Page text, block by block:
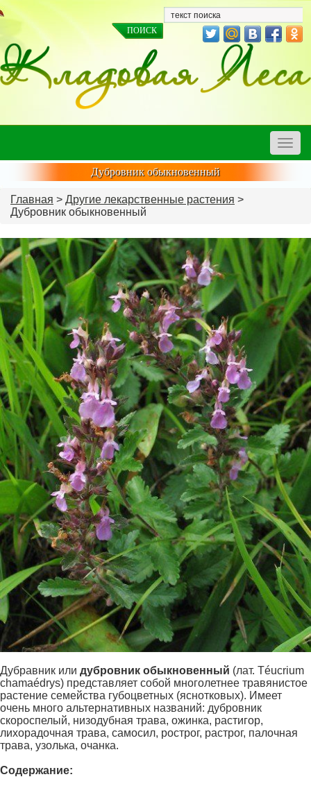
Toggle
Дубровник обыкновенный
Главная > Другие лекарственные растения >
Дубровник обыкновенный
Дубравник или дубровник обыкновенный (лат. Téucrium
chamaédrys) представляет собой многолетнее травянистое
растение семейства губоцветных (яснотковых). Имеет
очень много альтернативных названий: дубровник
скороспелый, низодубная трава, ожинка, растигор,
лихорадочная трава, самосил, рострог, растрог, палочная
трава, узолька, очанка.
Содержание: